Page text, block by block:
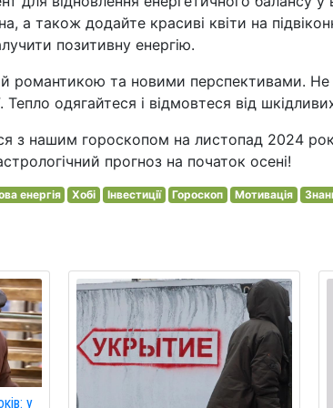
а також додайте красиві квіти на
позитивну енергію.
романтикою та новими перспективами. Не
Тепло одягайтеся і відмовтеся від
з нашим гороскопом на листопад 2024
прогноз на початок осені!
енергія Хобі Інвестиції Гороскоп Мотивація
у